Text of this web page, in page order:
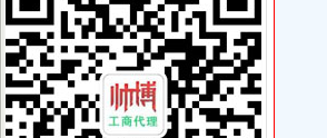
办税务登记证需要哪些手续【阿拉善吧】_百度贴吧
栖霞建设_招股说明书
【图】沙坪坝童家桥工商代办公司注册基本流程_
双碑办税务登记证
在东莞开奶茶店,需要办理哪营业执照和卫生许可
四川路桥：发行股份购买资产暨关联交易报告书